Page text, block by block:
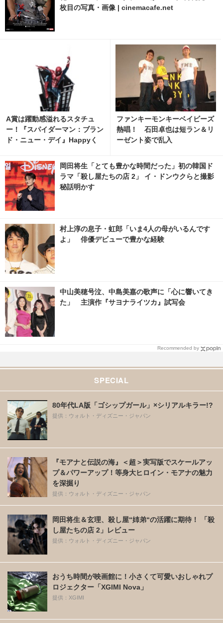
枚目の写真・画像 | cinemacafe.net
A賞は躍動感溢れるスタチュ
ー！『スパイダーマン：ブラン
ド・ニュー・デイ』Happyく
ファンキーモンキーベイビーズ
熱唱！ 石田卓也は短ラン＆リ
ーゼント姿で乱入
岡田将生「とても豊かな時間だった」初の韓国ド
ラマ「殺し屋たちの店 2」 イ・ドンウクらと撮影
秘話明かす
村上淳の息子・虹郎「いま4人の母がいるんです
よ」 俳優デビューで豊かな経験
中山美穂号泣、中島美嘉の歌声に「心に響いてき
た」 主演作『サヨナライツカ』試写会
Recommended by
SPECIAL
80年代LA版「ゴシップガール」×シリアルキラー!?
提供：ウォルト・ディズニー・ジャパン
『モアナと伝説の海』＜超＞実写版でスケールアッ
プ＆パワーアップ！等身大ヒロイン・モアナの魅力
を深掘り
提供：ウォルト・ディズニー・ジャパン
岡田将生＆玄理、殺し屋“姉弟“の活躍に期待！ 「殺
し屋たちの店 2」レビュー
提供：ウォルト・ディズニー・ジャパン
おうち時間が映画館に！小さくて可愛いおしゃれプ
ロジェクター「XGIMI Nova」
提供：XGIMI